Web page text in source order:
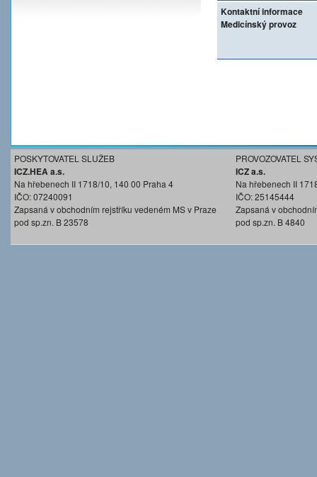
Kontaktní informace
Medicínský provoz
POSKYTOVATEL SLUŽEB
ICZ.HEA a.s.
Na hřebenech II 1718/10, 140 00 Praha 4
IČO: 07240091
Zapsaná v obchodním rejstříku vedeném MS v Praze
pod sp.zn. B 23578
PROVOZOVATEL
ICZ a.s.
Na hřebenech II
IČO: 25145444
Zapsaná v
pod sp.zn. B 4840